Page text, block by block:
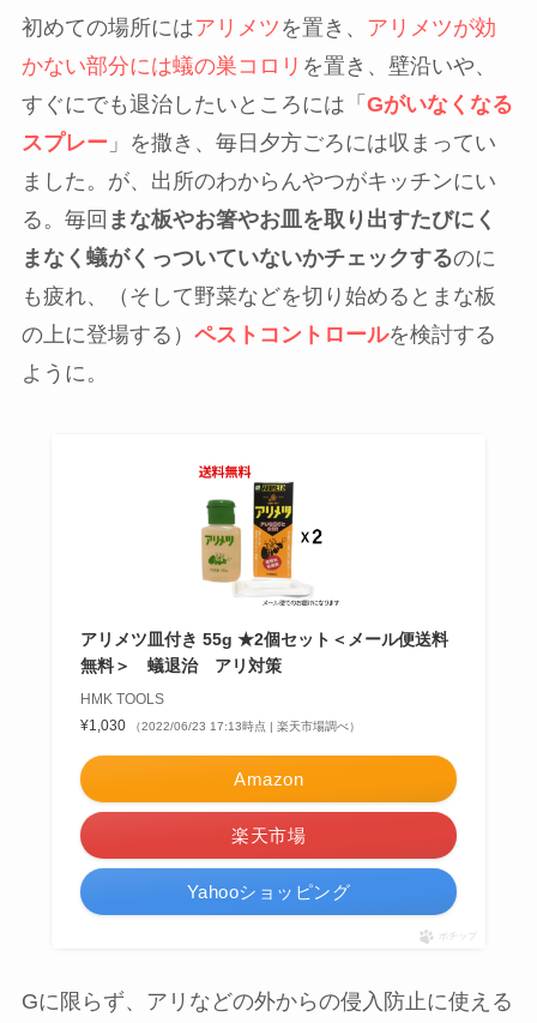
初めての場所にはアリメツ を置き、 アリメツが効
かない部分には蟻の巣コロリ を置き、壁沿いや、
すぐにでも退治したいところには「 Gがいなくなる
スプレー 」を撒き、毎日夕方ごろには収まってい
ました。が、出所のわからんやつがキッチンにい
る。毎回 まな板やお箸やお皿を取り出すたびにく
まなく蟻がくっついていないかチェックするのに
も疲れ、（そして野菜などを切り始めるとまな板
の上に登場する） ペストコントロールを検討する
ように。
アリメツ皿付き 55g ★2個セット＜メール便送料
無料＞ 蟻退治 アリ対策
HMK TOOLS
¥1,030
（2022/06/23 17:13時点 | 楽天市場調べ）
Amazon
楽天市場
Yahooショッピング
ポチップ
Gに限らず、アリなどの外からの侵入防止に使える